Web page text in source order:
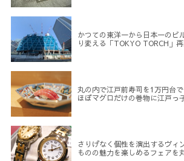
かつての東洋一から日本一のビ
り変える「TOKYO TORCH」
丸の内で江戸前寿司を1万円台
ほぼマグロだけの巻物に江戸っ
さりげなく個性を演出するヴ
ものの魅力を楽しめるフェアを